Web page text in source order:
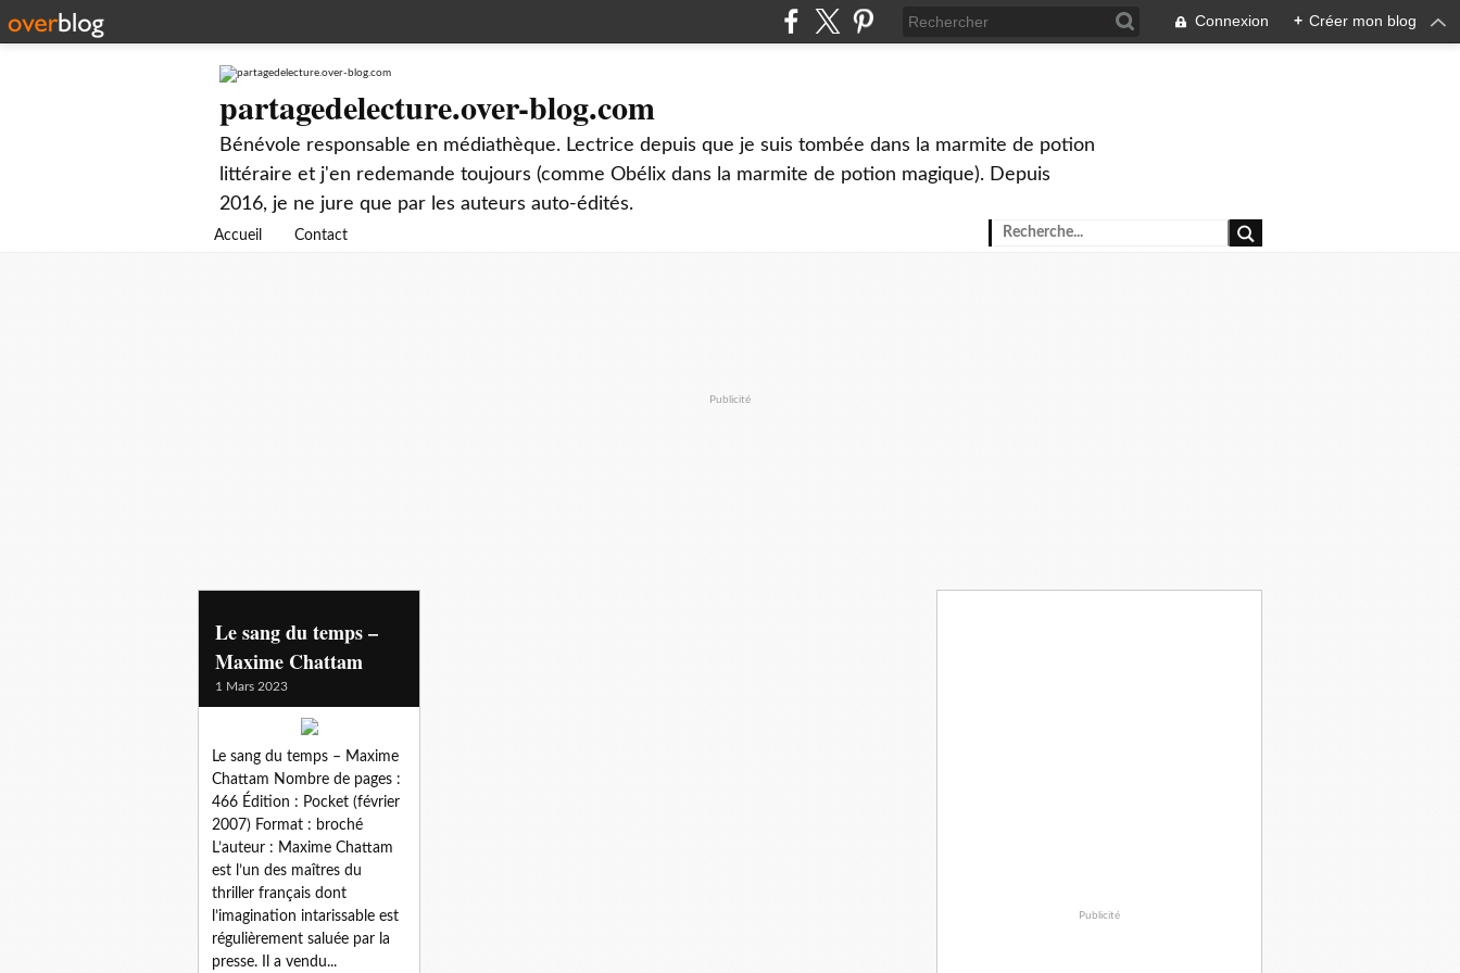
Connexion + Créer mon blog
partagedelecture.over-blog.com
Bénévole responsable en médiathèque. Lectrice depuis que je suis tombée dans la marmite de potion
littéraire et j'en redemande toujours (comme Obélix dans la marmite de potion magique). Depuis
2016, je ne jure que par les auteurs auto-édités.
Accueil Contact
Publicité
montsaintmichel
Le sang du temps –
Maxime Chattam
1 Mars 2023
Le sang du temps – Maxime
Chattam Nombre de pages :
466 Édition : Pocket (février
2007) Format : broché
L’auteur : Maxime Chattam
est l’un des maîtres du
thriller français dont
l’imagination intarissable est
régulièrement saluée par la
presse. Il a vendu...
Publicité